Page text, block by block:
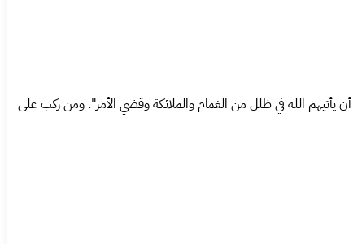
يأتيهم الله في ظلل من الغمام والملائكة وقضي الأمر". ومن ركب على